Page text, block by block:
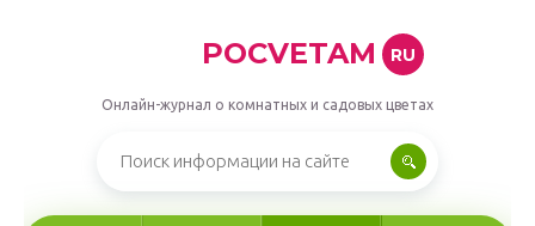
POCVETAM RU
Онлайн-журнал о комнатных и садовых цветах